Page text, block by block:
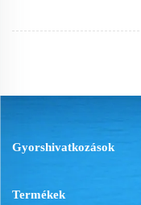
Gyorshivatkozások
Termékek